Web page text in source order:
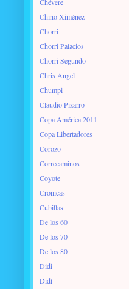
Chino Ximénez
Chorri
Chorri Palacios
Chorri Segundo
Chris Angel
Chumpi
Claudio Pizarro
Copa América 2011
Copa Libertadores
Corozo
Correcaminos
Coyote
Cronicas
Cubillas
De los 60
De los 70
De los 80
Didi
Didí